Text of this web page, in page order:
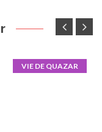
VIE DE QUAZAR